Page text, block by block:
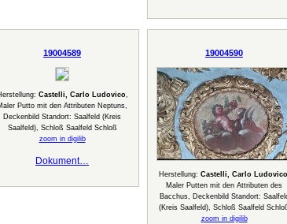
19004589
Castelli, Carlo Ludovico,
Putto mit den Attributen Neptuns,
Deckenbild Standort: Saalfeld (Kreis
Saalfeld), Schloß Saalfeld Schloß
zoom in digilib
Dokument…
19004590
Herstellung: Castelli, Carlo Ludovico
Maler Putten mit den Attributen des
Bacchus, Deckenbild Standort:
(Kreis Saalfeld), Schloß Saalfeld
zoom in digilib